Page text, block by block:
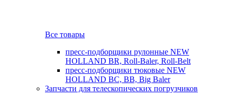
Все товары
пресс-подборщики рулонные NEW
HOLLAND BR, Roll-Baler, Roll-Belt
пресс-подборщики тюковые NEW
HOLLAND BC, BB, Big Baler
Запчасти для телескопических погрузчиков